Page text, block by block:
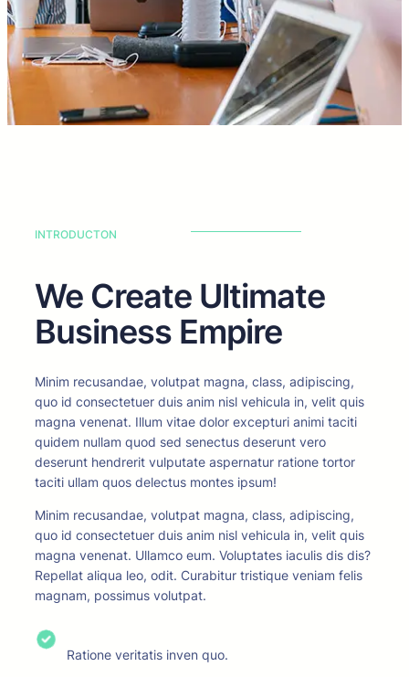
INTRODUCTON
We Create Ultimate
Business Empire
Minim recusandae, volutpat magna, class, adipiscing,
quo id consectetuer duis anim nisl vehicula in, velit quis
magna venenat. Illum vitae dolor excepturi animi taciti
quidem nullam quod sed senectus deserunt vero
deserunt hendrerit vulputate aspernatur ratione tortor
taciti ullam quos delectus montes ipsum!
Minim recusandae, volutpat magna, class, adipiscing,
quo id consectetuer duis anim nisl vehicula in, velit quis
magna venenat. Ullamco eum. Voluptates iaculis dis dis?
Repellat aliqua leo, odit. Curabitur tristique veniam felis
magnam, possimus volutpat.
Ratione veritatis inven quo.